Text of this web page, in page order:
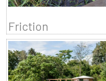
Friction